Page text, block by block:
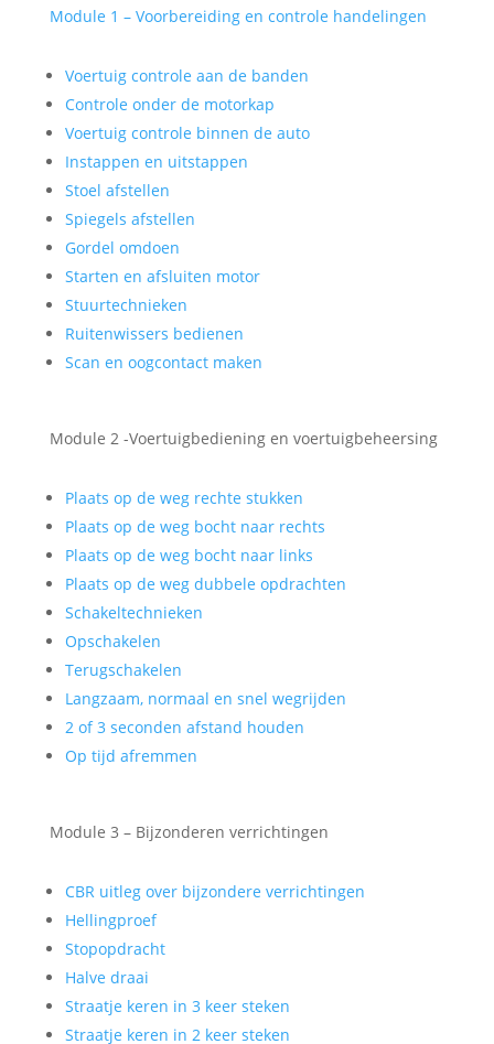
Module 1 – Voorbereiding en controle handelingen
Voertuig controle aan de banden
Controle onder de motorkap
Voertuig controle binnen de auto
Instappen en uitstappen
Stoel afstellen
Spiegels afstellen
Gordel omdoen
Starten en afsluiten motor
Stuurtechnieken
Ruitenwissers bedienen
Scan en oogcontact maken
Module 2 -Voertuigbediening en voertuigbeheersing
Plaats op de weg rechte stukken
Plaats op de weg bocht naar rechts
Plaats op de weg bocht naar links
Plaats op de weg dubbele opdrachten
Schakeltechnieken
Opschakelen
Terugschakelen
Langzaam, normaal en snel wegrijden
2 of 3 seconden afstand houden
Op tijd afremmen
Module 3 – Bijzonderen verrichtingen
CBR uitleg over bijzondere verrichtingen
Hellingproef
Stopopdracht
Halve draai
Straatje keren in 3 keer steken
Straatje keren in 2 keer steken